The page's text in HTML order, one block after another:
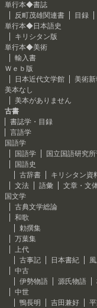
単行本◆書誌
反町茂雄関連書
目録
単行本◆日本語史
キリシタン版
単行本◆美術
輸入書
Ｗｅｂ版
日本近代文学館
美術新
美本なし
美本がありません
古書
書誌学・目録
言語学
国語学
国語学
国立国語研究
国語史
古辞書
キリシタン資
文法
語彙 文章・文
国文学
古典文学総論
和歌
勅撰集
万葉集
上代
古事記
日本書紀
中古
伊勢物語
源氏物語
中世
鴨長明
吉田兼好